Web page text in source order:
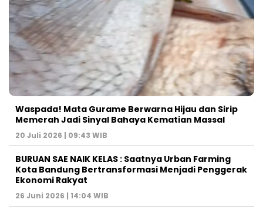
Waspada! Mata Gurame Berwarna Hijau dan Sirip
Memerah Jadi Sinyal Bahaya Kematian Massal
20 Juli 2026 | 09:43 WIB
BURUAN SAE NAIK KELAS : Saatnya Urban Farming
Kota Bandung Bertransformasi Menjadi Penggerak
Ekonomi Rakyat
26 Juni 2026 | 14:04 WIB